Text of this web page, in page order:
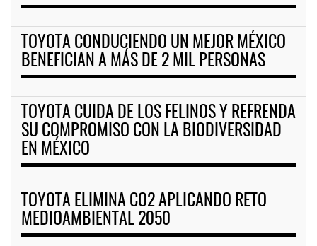
TOYOTA CONDUCIENDO UN MEJOR MÉXICO
BENEFICIAN A MÁS DE 2 MIL PERSONAS
TOYOTA CUIDA DE LOS FELINOS Y REFRENDA
SU COMPROMISO CON LA BIODIVERSIDAD
EN MÉXICO
TOYOTA ELIMINA CO2 APLICANDO RETO
MEDIOAMBIENTAL 2050